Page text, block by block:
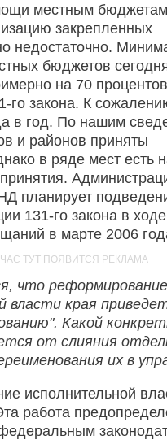
местным
закрепленных
недостаточно.
бюджетов
на 70
го закона. К
в год. По нашим
и районов приняты
в ряде мест есть
планирует
131-го закона в ходе
в марте 2006
что реформирование
власти края
Какой
от слияния
их в
исполнительной
работа